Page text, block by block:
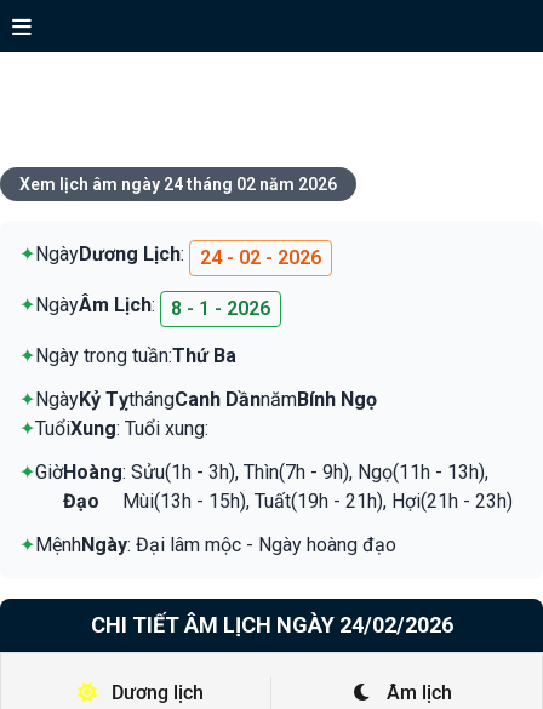
Xem lịch âm ngày 24 tháng 02 năm 2026
✦NgàyDương Lịch: 24 - 02 - 2026
✦NgàyÂm Lịch: 8 - 1 - 2026
✦Ngày trong tuần:Thứ Ba
✦NgàyKỷ TỵthángCanh DầnnămBính Ngọ
✦TuổiXung: Tuổi xung:
✦GiờHoàng
Đạo
: Sửu(1h - 3h), Thìn(7h - 9h), Ngọ(11h - 13h),
Mùi(13h - 15h), Tuất(19h - 21h), Hợi(21h - 23h)
✦MệnhNgày: Đại lâm mộc - Ngày hoàng đạo
CHI TIẾT ÂM LỊCH NGÀY 24/02/2026
Dương lịch Âm lịch